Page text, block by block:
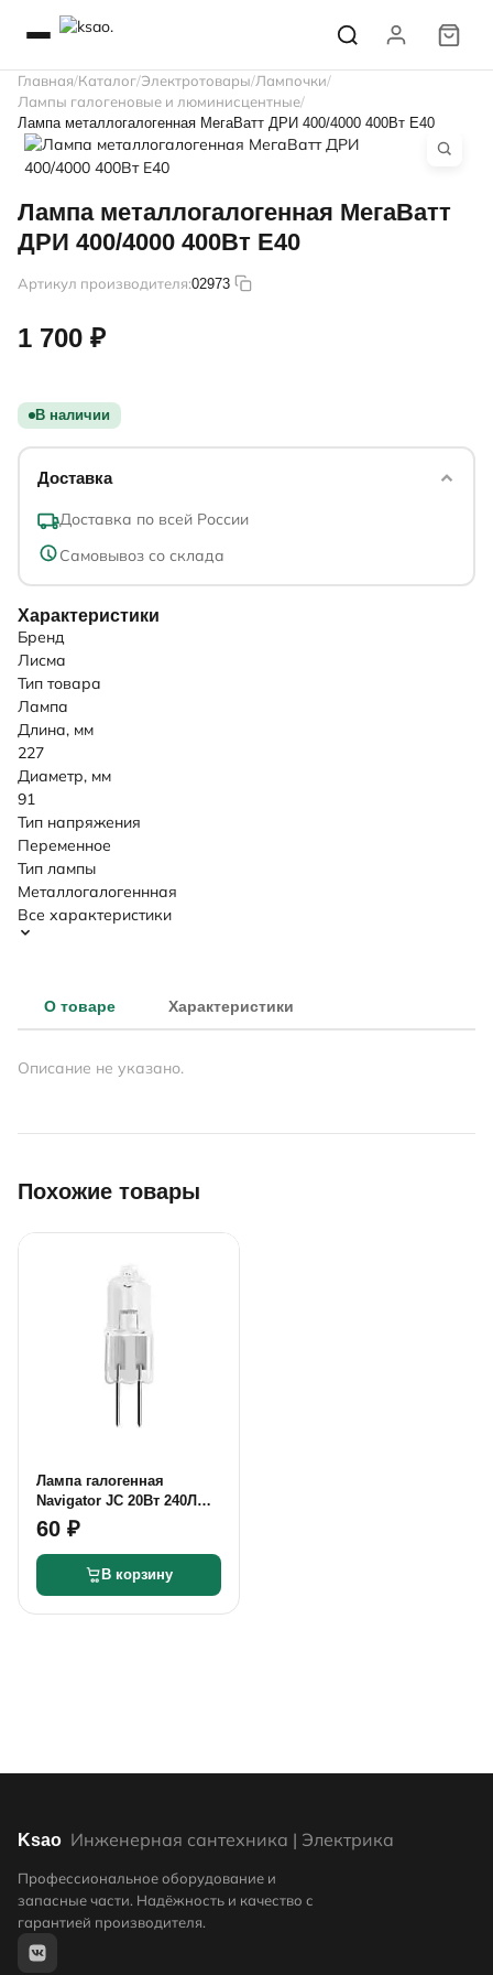
Главная Каталог Электротовары Лампочки
Лампы галогеновые и люминисцентные
Лампа металлогалогенная МегаВатт ДРИ 400/4000 400Вт Е40
Лампа металлогалогенная МегаВатт
ДРИ 400/4000 400Вт Е40
Артикул производителя:02973
1 700 ₽
В наличии
Доставка
Доставка по всей России
Самовывоз со склада
Характеристики
Бренд
Лисма
Тип товара
Лампа
Длина, мм
227
Диаметр, мм
91
Тип напряжения
Переменное
Тип лампы
Металлогалогеннная
Все характеристики
О товаре Характеристики
Описание не указано.
Похожие товары
Лампа галогенная
Navigator JC 20Вт 240Лм
3000К 12В G4
60 ₽
В корзину
Ksao Инженерная сантехника | Электрика
Профессиональное оборудование и
запасные части. Надёжность и качество с
гарантией производителя.